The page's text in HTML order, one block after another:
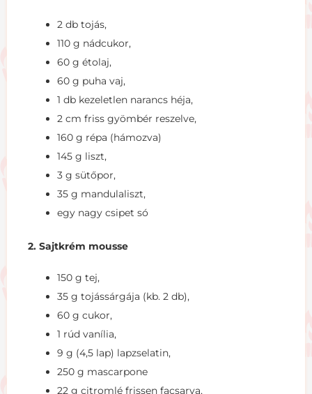
2 db tojás,
110 g nádcukor,
60 g étolaj,
60 g puha vaj,
1 db kezeletlen narancs héja,
2 cm friss gyömbér reszelve,
160 g répa (hámozva)
145 g liszt,
3 g sütőpor,
35 g mandulaliszt,
egy nagy csipet só
2. Sajtkrém mousse
150 g tej,
35 g tojássárgája (kb. 2 db),
60 g cukor,
1 rúd vanília,
9 g (4,5 lap) lapzselatin,
250 g mascarpone
22 g citromlé frissen facsarva,